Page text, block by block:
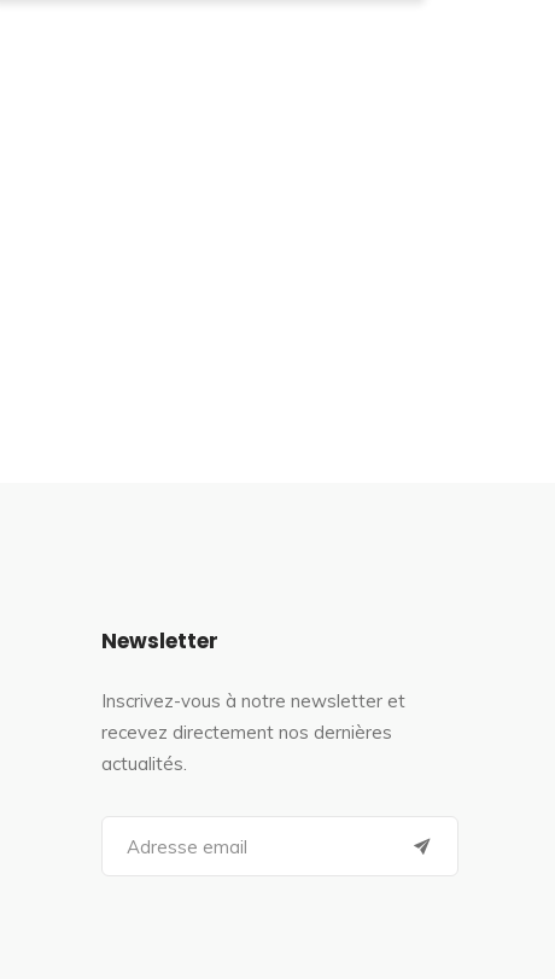
Newsletter
Inscrivez-vous à notre newsletter et
recevez directement nos dernières
actualités.
a